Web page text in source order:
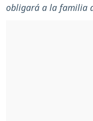
obligará a la familia